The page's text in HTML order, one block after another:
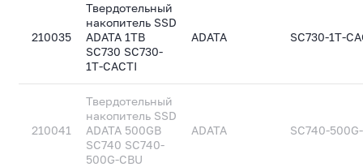
210035
Твердотельный
накопитель SSD
ADATA 1TB
SC730 SC730-
1T-CACTI
ADATA SC730-1T-
210041
Твердотельный
накопитель SSD
ADATA 500GB
SC740 SC740-
500G-CBU
ADATA SC740-